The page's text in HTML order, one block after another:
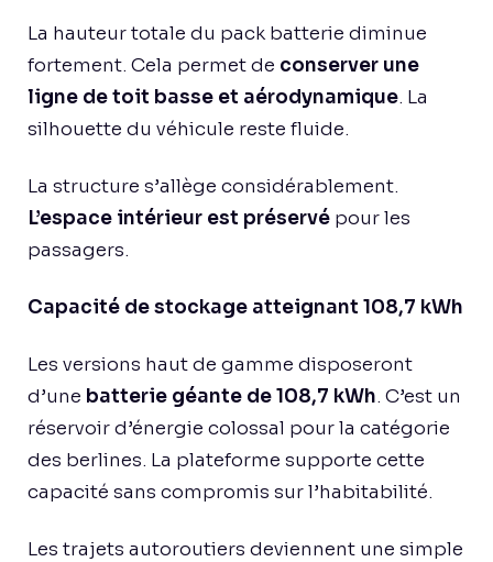
La hauteur totale du pack batterie diminue
fortement. Cela permet de conserver une
ligne de toit basse et aérodynamique. La
silhouette du véhicule reste fluide.
La structure s’allège considérablement.
L’espace intérieur est préservé pour les
passagers.
Capacité de stockage atteignant 108,7 kWh
Les versions haut de gamme disposeront
d’une batterie géante de 108,7 kWh. C’est un
réservoir d’énergie colossal pour la catégorie
des berlines. La plateforme supporte cette
capacité sans compromis sur l’habitabilité.
Les trajets autoroutiers deviennent une simple